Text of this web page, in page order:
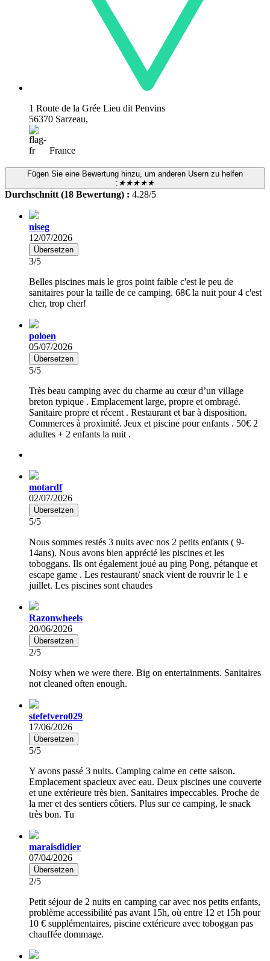
1 Route de la Grée Lieu dit Penvins
56370 Sarzeau,
France
Fügen Sie eine Bewertung hinzu, um anderen Usern zu helfen
: ★★★★★
Durchschnitt (18 Bewertung) : 4.28/5
niseg
12/07/2026
Übersetzen
3/5
Belles piscines mais le gros point faible c'est le peu de
sanitaires pour la taille de ce camping. 68€ la nuit pour 4 c'est
cher, trop cher!
poloen
05/07/2026
Übersetzen
5/5
Très beau camping avec du charme au cœur d’un village
breton typique . Emplacement large, propre et ombragé.
Sanitaire propre et récent . Restaurant et bar à disposition.
Commerces à proximité. Jeux et piscine pour enfants . 50€ 2
adultes + 2 enfants la nuit .
motardf
02/07/2026
Übersetzen
5/5
Nous sommes restés 3 nuits avec nos 2 petits enfants ( 9-
14ans). Nous avons bien apprécié les piscines et les
toboggans. Ils ont également joué au ping Pong, pétanque et
escape game . Les restaurant/ snack vient de rouvrir le 1 e
juillet. Les piscines sont chaudes
Razonwheels
20/06/2026
Übersetzen
2/5
Noisy when we were there. Big on entertainments. Sanitaires
not cleaned often enough.
stefetvero029
17/06/2026
Übersetzen
5/5
Y avons passé 3 nuits. Camping calme en cette saison.
Emplacement spacieux avec eau. Deux piscines une couverte
et une extérieure très bien. Sanitaires impeccables. Proche de
la mer et des sentiers côtiers. Plus sur ce camping, le snack
très bon. Tu
maraisdidier
07/04/2026
Übersetzen
2/5
Petit séjour de 2 nuits en camping car avec nos petits enfants,
problème accessibilité pas avant 15h, où entre 12 et 15h pour
10 € supplémentaires, piscine extérieure avec toboggan pas
chauffée dommage.